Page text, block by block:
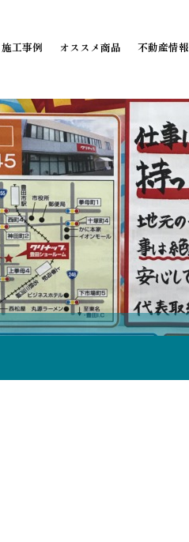
施工事例 オススメ商品 不動産情報